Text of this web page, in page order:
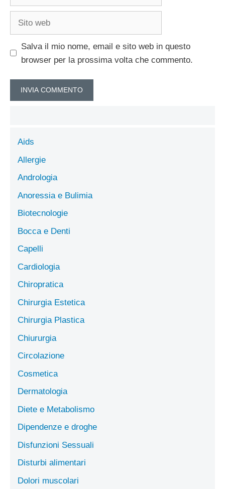
Salva il mio nome, email e sito web in questo
browser per la prossima volta che commento.
Aids
Allergie
Andrologia
Anoressia e Bulimia
Biotecnologie
Bocca e Denti
Capelli
Cardiologia
Chiropratica
Chirurgia Estetica
Chirurgia Plastica
Chiururgia
Circolazione
Cosmetica
Dermatologia
Diete e Metabolismo
Dipendenze e droghe
Disfunzioni Sessuali
Disturbi alimentari
Dolori muscolari